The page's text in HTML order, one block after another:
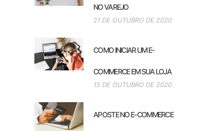
NO VAREJO
21 DE OUTUBRO DE 2020
COMO INICIAR UM E-
COMMERCE EM SUA LOJA
15 DE OUTUBRO DE 2020
APOSTE NO E-COMMERCE